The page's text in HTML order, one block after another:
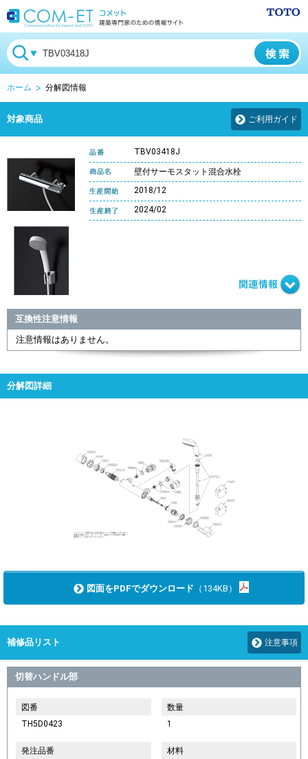
ホーム 分解図情報
対象商品 ご利用ガイド
TBV03418J
壁付サーモスタット混合水栓
2018/12
2024/02
互換性注意情報
注意情報はありません。
分解図詳細
図面をPDFでダウンロード （134KB）
補修品リスト 注意事項
切替ハンドル部
図番
TH5D0423
数量
1
発注品番
材料